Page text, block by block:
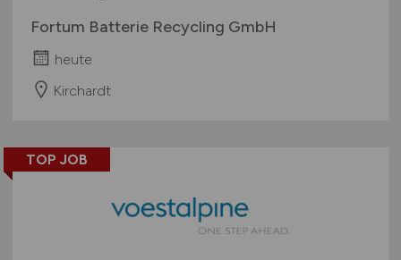
Fortum Batterie Recycling GmbH
heute
Kirchardt
TOP JOB